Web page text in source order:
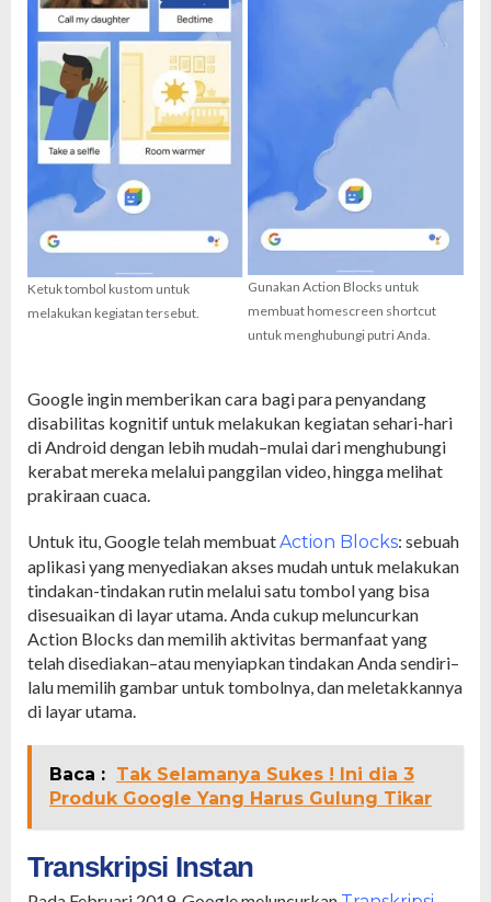
Ketuk tombol kustom untuk
melakukan kegiatan tersebut.
Gunakan Action Blocks untuk
membuat homescreen shortcut
untuk menghubungi putri Anda.
Google ingin memberikan cara bagi para penyandang
disabilitas kognitif untuk melakukan kegiatan sehari-hari
di Android dengan lebih mudah–mulai dari menghubungi
kerabat mereka melalui panggilan video, hingga melihat
prakiraan cuaca.
Untuk itu, Google telah membuatAction Blocks: sebuah
aplikasi yang menyediakan akses mudah untuk melakukan
tindakan-tindakan rutin melalui satu tombol yang bisa
disesuaikan di layar utama. Anda cukup meluncurkan
Action Blocks dan memilih aktivitas bermanfaat yang
telah disediakan–atau menyiapkan tindakan Anda sendiri–
lalu memilih gambar untuk tombolnya, dan meletakkannya
di layar utama.
Baca : Tak Selamanya Sukes ! Ini dia 3
Produk Google Yang Harus Gulung Tikar
Transkripsi Instan